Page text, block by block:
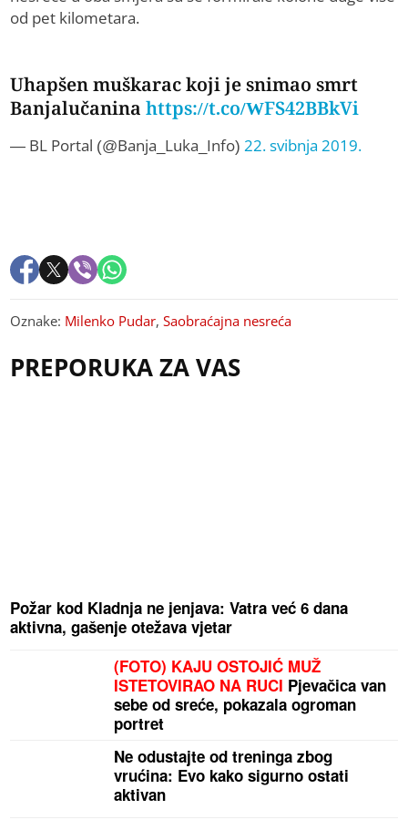
od pet kilometara.
Uhapšen muškarac koji je snimao smrt
Banjalučaninahttps://t.co/WFS42BBkVi
— BL Portal (@Banja_Luka_Info)22. svibnja 2019.
Oznake: Milenko Pudar,Saobraćajna nesreća
PREPORUKA ZA VAS
Požar kod Kladnja ne jenjava: Vatra već 6 dana
aktivna, gašenje otežava vjetar
(FOTO) KAJU OSTOJIĆ MUŽ
ISTETOVIRAO NA RUCI Pjevačica van
sebe od sreće, pokazala ogroman
portret
Ne odustajte od treninga zbog
vrućina: Evo kako sigurno ostati
aktivan